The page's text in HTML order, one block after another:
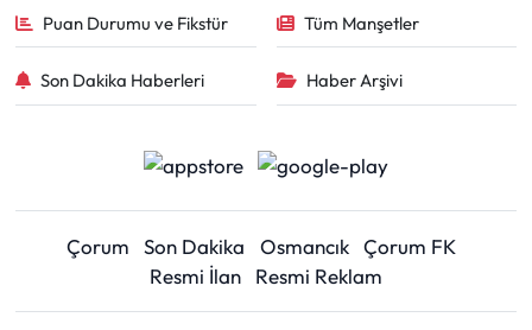
Puan Durumu ve Fikstür Tüm Manşetler
Son Dakika Haberleri Haber Arşivi
Çorum Son Dakika Osmancık Çorum FK
Resmi İlan
Resmi Reklam